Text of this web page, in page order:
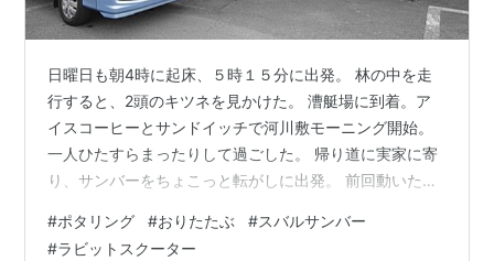
日曜日も朝4時に起床、５時１５分に出発。 林の中を走
行すると、2頭のキツネを見かけた。 漕艇場に到着。ア
イスコーヒーとサンドイッチで河川敷モーニング開始。
一人ひたすらまったりして過ごした。 帰り道に実家に寄
り、サンバーをちょこっと転がしに出発。 前回動いたの
月ぶりの走行。18年落ちの軽自動車なのに、4独サスと4
#ポタリング #おりたたぶ #スバルサンバー
#ラビットスクーター